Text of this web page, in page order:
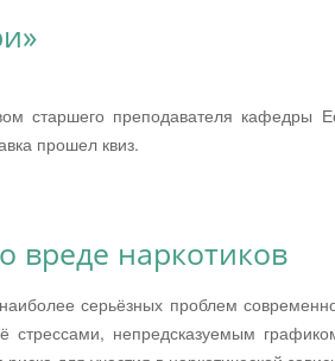
старшего преподавателя кафедры
прошел квиз.
вреде наркотиков
серьёзных проблем
стрессами, непредсказуемым